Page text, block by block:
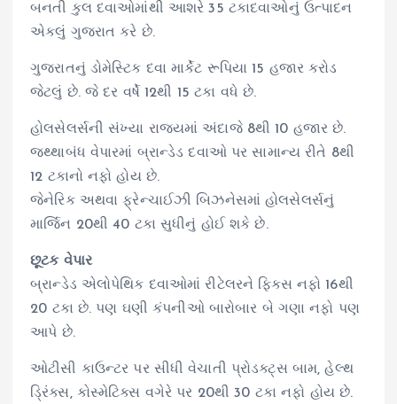
બનતી કુલ દવાઓમાંથી આશરે 35 ટકાદવાઓનું ઉત્પાદન
એકલું ગુજરાત કરે છે.
ગુજરાતનું ડોમેસ્ટિક દવા માર્કેટ રૂપિયા 15 હજાર કરોડ
જેટલું છે. જે દર વર્ષે 12થી 15 ટકા વધે છે.
હોલસેલર્સની સંખ્યા રાજ્યમાં અંદાજે 8થી 10 હજાર છે.
જથ્થાબંધ વેપારમાં બ્રાન્ડેડ દવાઓ પર સામાન્ય રીતે 8થી
12 ટકાનો નફો હોય છે.
જેનેરિક અથવા ફ્રેન્ચાઈઝી બિઝનેસમાં હોલસેલર્સનું
માર્જિન 20થી 40 ટકા સુધીનું હોઈ શકે છે.
છૂટક વેપાર
બ્રાન્ડેડ એલોપેથિક દવાઓમાં રીટેલરને ફિક્સ નફો 16થી
20 ટકા છે. પણ ઘણી કંપનીઓ બારોબાર બે ગણા નફો પણ
આપે છે.
ઓટીસી કાઉન્ટર પર સીધી વેચાતી પ્રોડક્ટ્સ બામ, હેલ્થ
ડ્રિંક્સ, કોસ્મેટિક્સ વગેરે પર 20થી 30 ટકા નફો હોય છે.